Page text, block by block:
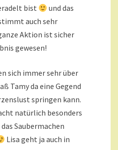
bist
und das
auch sehr
Aktion ist sicher
gewesen!
sich immer sehr über
Tamy da eine Gegend
springen kann.
natürlich besonders
Saubermachen
Lisa geht ja auch in